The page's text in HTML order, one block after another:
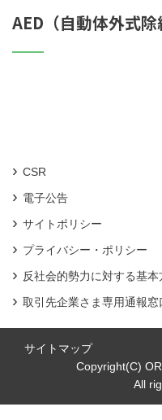
AED（自動体外式
CSR
電子公告
サイトポリシー
プライバシー・ポリシー
反社会的勢力に対する基本
取引先企業さま専用通報窓
サイトマップ
Copyright(C)
All